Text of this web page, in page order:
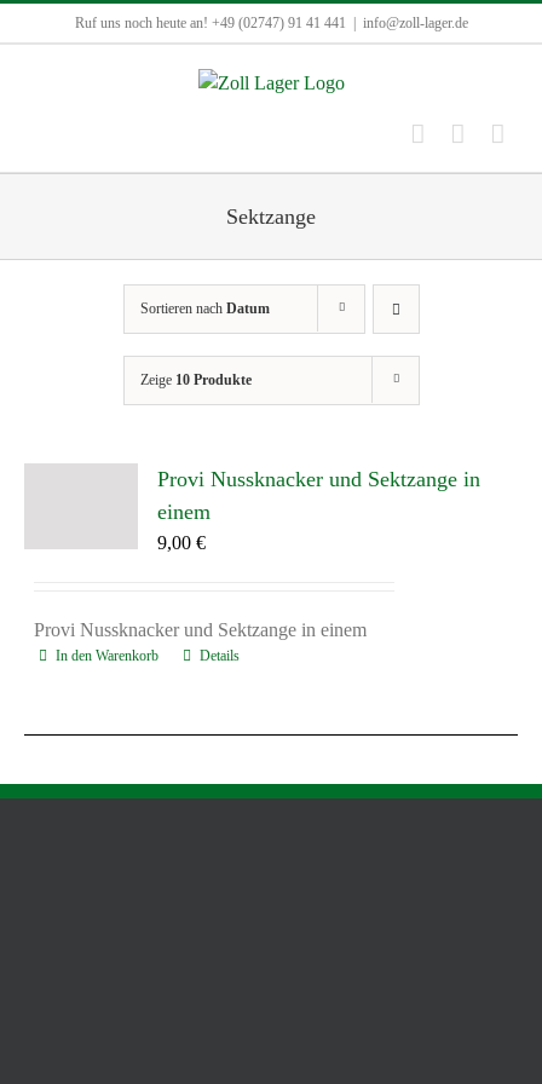
Inhalt
Ruf uns noch heute an! +49 (02747) 91 41 441 info@zoll-lager.de
Sektzange
Sortieren nach Datum
Zeige 10 Produkte
Provi Nussknacker und Sektzange in
einem
9,00€
Provi Nussknacker und Sektzange in einem
In den Warenkorb Details